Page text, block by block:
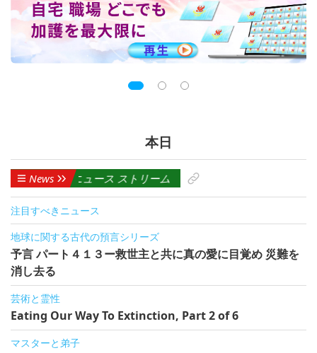
本日
News
ニュース ストリーム
注目すべきニュース
地球に関する古代の預言シリーズ
予言 パート４１３ー救世主と共に真の愛に目覚め 災難を
消し去る
芸術と霊性
Eating Our Way To Extinction, Part 2 of 6
マスターと弟子